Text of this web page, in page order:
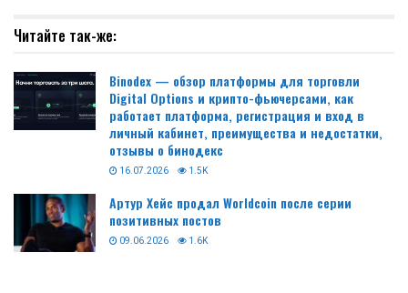
Читайте так-же:
Binodex — обзор платформы для торговли
Digital Options и крипто-фьючерсами, как
работает платформа, регистрация и вход в
личный кабинет, преимущества и недостатки,
отзывы о бинодекс
16.07.2026 1.5K
Артур Хейс продал Worldcoin после серии
позитивных постов
09.06.2026 1.6K